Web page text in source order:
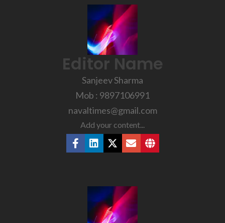
Editor Name
Sanjeev Sharma
Mob : 9897106991
navaltimes@gmail.com
Add your content...